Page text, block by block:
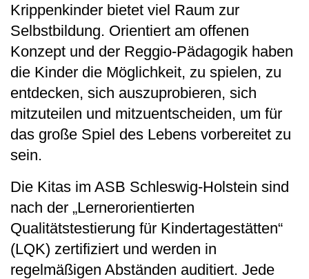
Krippenkinder bietet viel Raum zur
Selbstbildung. Orientiert am offenen
Konzept und der Reggio-Pädagogik haben
die Kinder die Möglichkeit, zu spielen, zu
entdecken, sich auszuprobieren, sich
mitzuteilen und mitzuentscheiden, um für
das große Spiel des Lebens vorbereitet zu
sein.
Die Kitas im ASB Schleswig-Holstein sind
nach der „Lernerorientierten
Qualitätstestierung für Kindertagestätten“
(LQK) zertifiziert und werden in
regelmäßigen Abständen auditiert. Jede